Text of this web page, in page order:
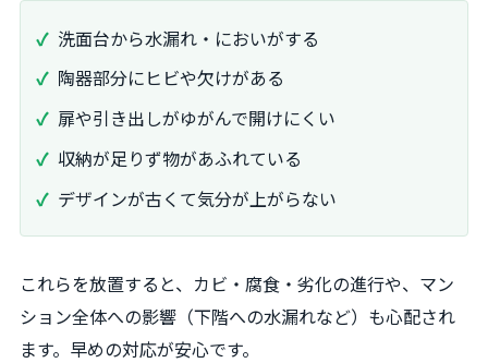
洗面台から水漏れ・においがする
陶器部分にヒビや欠けがある
扉や引き出しがゆがんで開けにくい
収納が足りず物があふれている
デザインが古くて気分が上がらない
これらを放置すると、カビ・腐食・劣化の進行や、マン
ション全体への影響（下階への水漏れなど）も心配され
ます。早めの対応が安心です。